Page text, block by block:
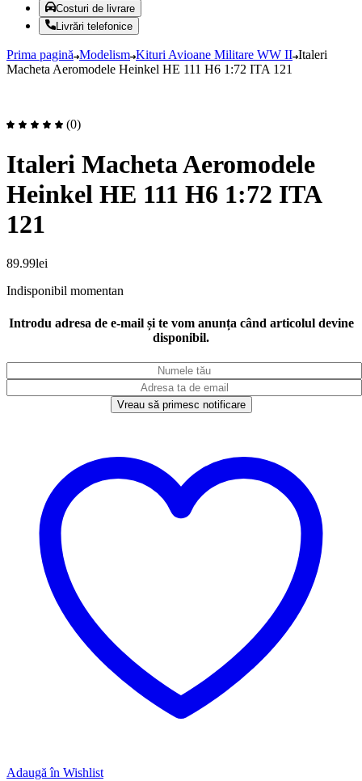
Costuri de livrare
Livrări telefonice
Prima pagină Modelism Kituri Avioane Militare WW II Italeri
Macheta Aeromodele Heinkel HE 111 H6 1:72 ITA 121
(0)
Italeri Macheta Aeromodele
Heinkel HE 111 H6 1:72 ITA
121
89.99lei
Indisponibil momentan
Introdu adresa de e-mail și te vom anunța când articolul devine
disponibil.
Vreau să primesc notificare
Adaugă în Wishlist